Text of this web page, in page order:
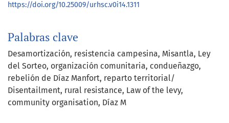
Palabras clave
Desamortización resistencia campesina Misantla Ley
del Sorteo organización comunitaria condueñazgo
rebelión de Díaz Manfort reparto territorial/
Disentailment rural resistance Law of the levy
community organisation Díaz M
https://doi.org/10.25009/urhsc.v0i14.1311